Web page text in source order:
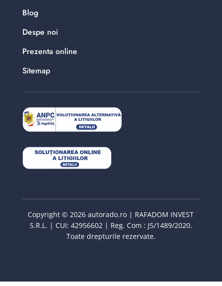
Blog
Despe noi
Prezenta online
Sitemap
Copyright © 2026 autorado.ro | RAFADOM INVEST
S.R.L. | CUI: 42956602 | Reg. Com : J5/1489/2020.
Toate drepturile rezervate.